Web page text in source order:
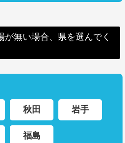
が無い場合、県を選んでく
秋田 岩手
福島